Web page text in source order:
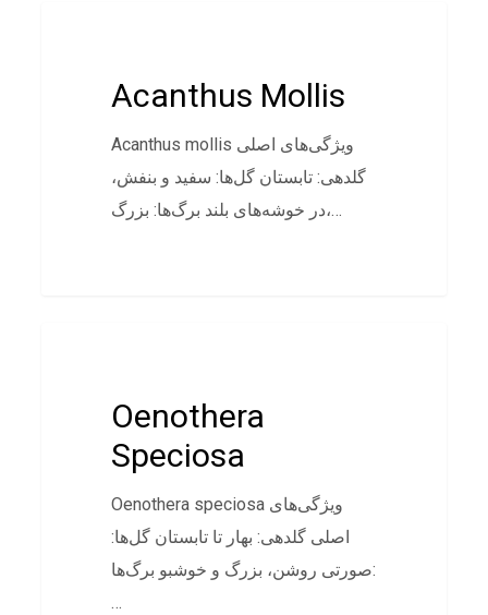
Acanthus Mollis
Acanthus mollis ویژگی‌های اصلی
گلدهی: تابستان گل‌ها: سفید و بنفش،
در خوشه‌های بلند برگ‌ها: بزرگ،…
Oenothera
Speciosa
Oenothera speciosa ویژگی‌های
اصلی گلدهی: بهار تا تابستان گل‌ها:
صورتی روشن، بزرگ و خوشبو برگ‌ها:
…